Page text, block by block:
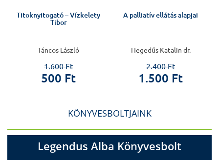
Titoknyitogató – Vízkelety
Tibor
Táncos László
1.600 Ft
500 Ft
A palliatív ellátás alapjai
Hegedűs Katalin dr.
2.400 Ft
1.500 Ft
KÖNYVESBOLTJAINK
Legendus Alba Könyvesbolt